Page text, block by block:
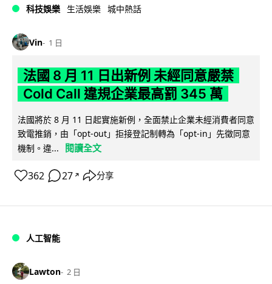
科技娛樂 生活娛樂 城中熱話
Vin 1 日
法國 8 月 11 日出新例 未經同意嚴禁
Cold Call 違規企業最高罰 345 萬
法國將於 8 月 11 日起實施新例，全面禁止企業未經消費者同意
致電推銷，由「opt-out」拒接登記制轉為「opt-in」先徵同意
機制。違...
閱讀全文
362 27 ↗ 分享
人工智能
Lawton 2 日